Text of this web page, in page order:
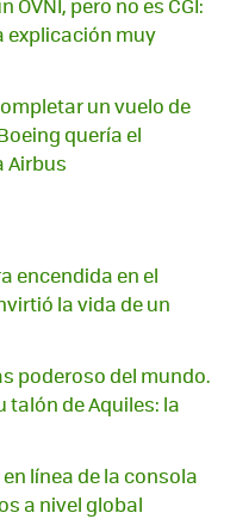
explicación muy
un vuelo de
quería el
Airbus
encendida en el
la vida de un
poderoso del mundo.
talón de Aquiles: la
línea de la consola
a nivel global